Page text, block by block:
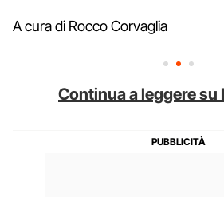
A cura di Rocco Corvaglia
Continua a leggere su